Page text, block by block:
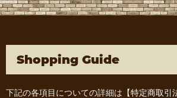
Shopping Guide
下記の各項目についての詳細は 【特定商取引